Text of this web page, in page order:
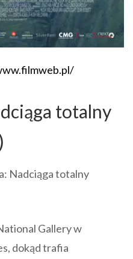
totalny
Nadciąga totalny
Gallery w
dokąd trafia